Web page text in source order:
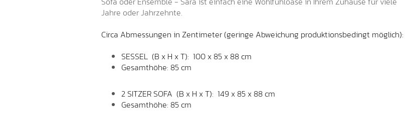
Jahre oder Jahrzehnte.
Circa Abmessungen in Zentimeter (geringe Abweichung produktionsbedingt möglich):
SESSEL (B x H x T): 100 x 85 x 88 cm
Gesamthöhe: 85 cm
2 SITZER SOFA (B x H x T): 149 x 85 x 88 cm
Gesamthöhe: 85 cm